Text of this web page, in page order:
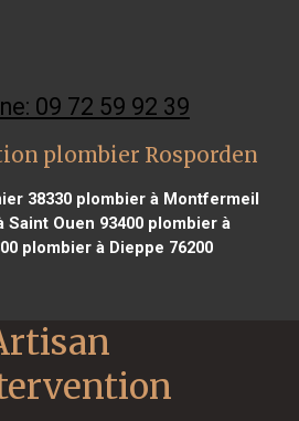
09 72 59 92 39
plombier Rosporden
38330 plombier à Montfermeil
Ouen 93400plombier à
plombier à Dieppe 76200